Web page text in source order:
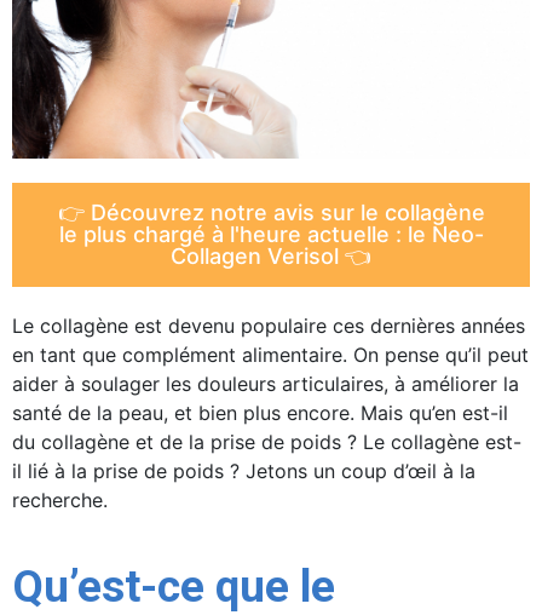
BEAUTÉ
JARDIN
TOUS NOS ARTICLES
👉 Découvrez notre avis sur le collagène
le plus chargé à l'heure actuelle : le Neo-
Collagen Verisol 👈
Le collagène est devenu populaire ces dernières années
en tant que complément alimentaire. On pense qu’il peut
aider à soulager les douleurs articulaires, à améliorer la
santé de la peau, et bien plus encore. Mais qu’en est-il
du collagène et de la prise de poids ? Le collagène est-
il lié à la prise de poids ? Jetons un coup d’œil à la
recherche.
Qu’est-ce que le